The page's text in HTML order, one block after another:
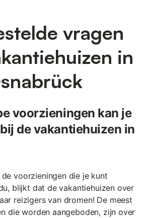
vragen
in
voorzieningen kan je
de vakantiehuizen in
voorzieningen die je kunt
blijkt dat de vakantiehuizen over
reizigers van dromen! De meest
die worden aangeboden, zijn over